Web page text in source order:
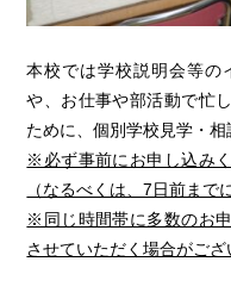
本校では学校説明会等の
や、お仕事や部活動で忙
ために、個別学校見学・相
※必ず事前にお申し込み
（なるべくは、7日前まで
※同じ時間帯に多数のお
させていただく場合がござ